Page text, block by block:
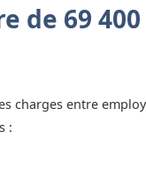
de 69
charges entre
: